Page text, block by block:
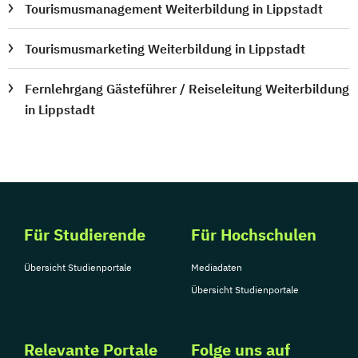
Tourismusmanagement Weiterbildung in Lippstadt
Tourismusmarketing Weiterbildung in Lippstadt
Fernlehrgang Gästeführer / Reiseleitung Weiterbildung
in Lippstadt
Für Studierende
Übersicht Studienportale
Für Hochschulen
Mediadaten
Übersicht Studienportale
Relevante Portale Folge uns auf